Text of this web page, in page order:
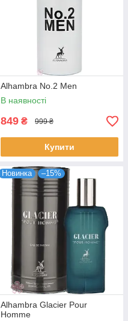
Alhambra No.2 Men
В наявності
849 ₴ 999 ₴
Купити
Новинка –15%
Alhambra Glacier Pour
Homme